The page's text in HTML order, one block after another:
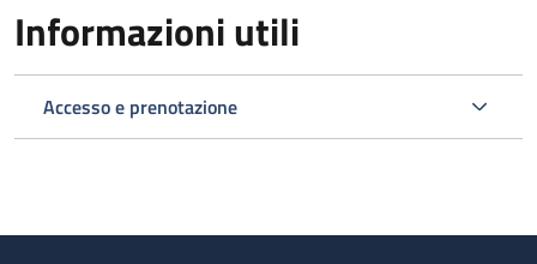
Informazioni utili
Accesso e prenotazione